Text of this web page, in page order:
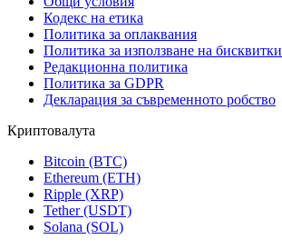
Кодекс на етика
Политика за оплаквания
Политика за използване на бисквитки
Редакционна политика
Политика за GDPR
Декларация за съвременното робство
Криптовалута
Bitcoin (BTC)
Ethereum (ETH)
Ripple (XRP)
Tether (USDT)
Solana (SOL)